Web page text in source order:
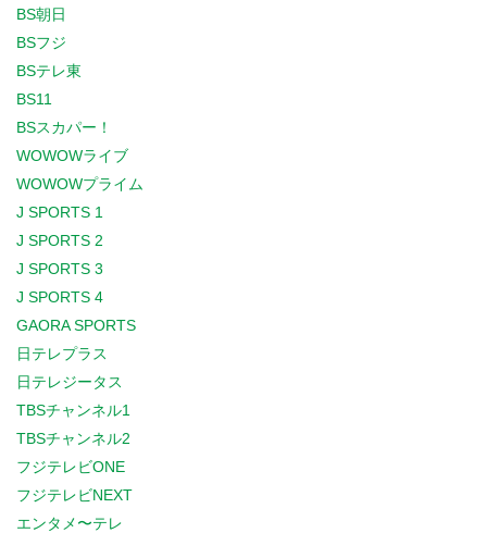
BS朝日
BSフジ
BSテレ東
BS11
BSスカパー！
WOWOWライブ
WOWOWプライム
J SPORTS 1
J SPORTS 2
J SPORTS 3
J SPORTS 4
GAORA SPORTS
日テレプラス
日テレジータス
TBSチャンネル1
TBSチャンネル2
フジテレビONE
フジテレビNEXT
エンタメ〜テレ